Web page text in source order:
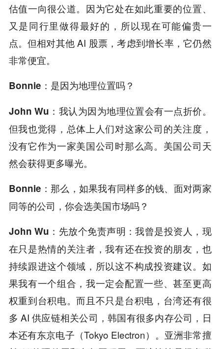
估值一向很公道。因为它处在如此重要的位置、
又是同行里做得最好的，所以现在可能偏贵一
点。但相对其他 AI 股票，考虑到增长率，它仍然
非常便宜。
Bonnie： 是因为地理位置吗？
John Wu： 我认为因为地理位置会有一点折价。
但我也觉得，总体上人们对这家公司的关注度，
没有它作为一家美国公司时那么高。美国公司天
然会获得更多曝光。
Bonnie： 那么，如果我有同样多的钱、面对两家
同等的公司，你会选美国市场吗？
John Wu： 先放个免责声明：我曾是投资人，现
在只是热情的关注者，我有还在投资的朋友，也
持续跟进这个领域，所以这不构成投资建议。如
果我有一个组合，我一定会配置一些、甚至更高
权重到台积电。而且不只是台积电，台湾还有很
多 AI 供应链相关公司，韩国有很多内存公司，日
本还有东京电子（Tokyo Electron）。亚洲非常擅